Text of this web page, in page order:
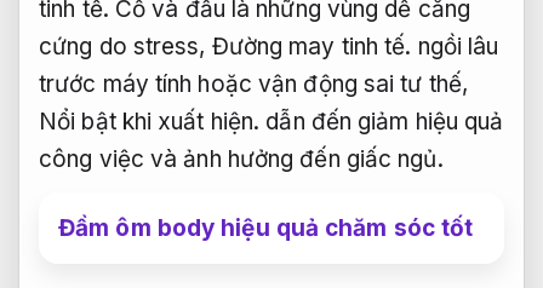
tinh tế. Cổ và đầu là những vùng dễ căng
cứng do stress, Đường may tinh tế. ngồi lâu
trước máy tính hoặc vận động sai tư thế,
Nổi bật khi xuất hiện. dẫn đến giảm hiệu quả
công việc và ảnh hưởng đến giấc ngủ.
Đầm ôm body hiệu quả chăm sóc tốt